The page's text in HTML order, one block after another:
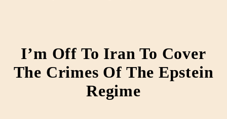
I’m Off To Iran To Cover
The Crimes Of The Epstein
Regime